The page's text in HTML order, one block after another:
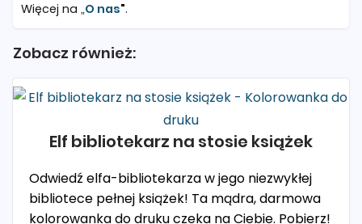
Więcej na „O nas".
Zobacz również:
Elf bibliotekarz na stosie książek
Odwiedź elfa-bibliotekarza w jego niezwykłej
bibliotece pełnej książek! Ta mądra, darmowa
kolorowanka do druku czeka na Ciebie. Pobierz!